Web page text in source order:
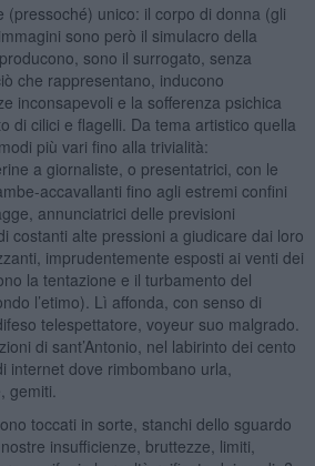
(pressoché) unico: il corpo di donna (gli
sono però il simulacro della
sono il surrogato, senza
che rappresentano, inducono
inconsapevoli e la sofferenza psichica
di cilici e flagelli. Da tema artistico quella
più vari fino alla trivialità:
a giornaliste, o presentatrici, con le
accavallanti fino agli estremi confini
annunciatrici delle previsioni
costanti alte pressioni a giudicare dai loro
imprudentemente esposti ai venti dei
la tentazione e il turbamento del
l’etimo). Lì affonda, con senso di
telespettatore, voyeur suo malgrado.
di sant’Antonio, nel labirinto dei cento
internet dove rimbombano urla,
gemiti.
toccati in sorte, stanchi dello sguardo
insufficienze, bruttezze, limiti,